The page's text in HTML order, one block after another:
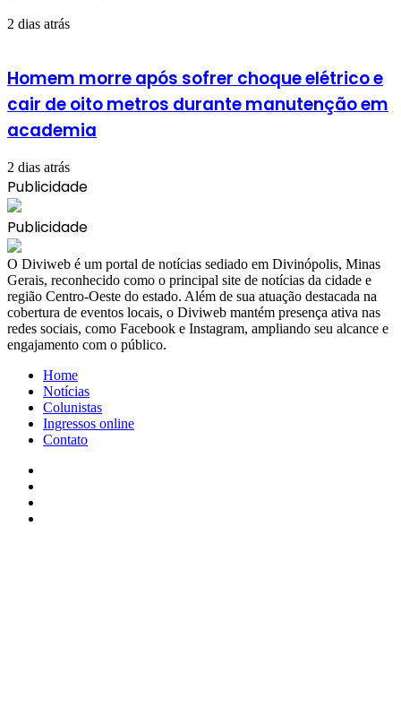
2 dias atrás
Homem morre após sofrer choque elétrico e
cair de oito metros durante manutenção em
academia
2 dias atrás
Publicidade
Publicidade
​O Diviweb é um portal de notícias sediado em Divinópolis, Minas
Gerais, reconhecido como o principal site de notícias da cidade e
região Centro-Oeste do estado. Além de sua atuação destacada na
cobertura de eventos locais, o Diviweb mantém presença ativa nas
redes sociais, como Facebook e Instagram, ampliando seu alcance e
engajamento com o público.
Home
Notícias
Colunistas
Ingressos online
Contato